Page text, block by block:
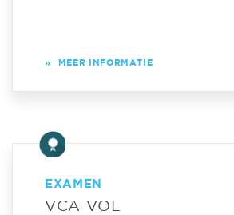
» MEER INFORMATIE
EXAMEN
VCA VOL